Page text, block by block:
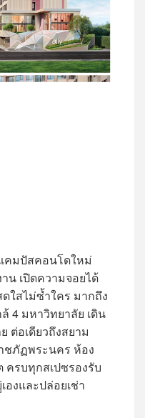
มปัสคอนโดใหม่
น เปิดความจอยได้
ใสไม่ซ้ำใคร มากถึง
4 มหาวิทยาลัย เดิน
ต่อเดียวถึงสยาม
ชภัฏพระนคร ห้อง
ครบทุกสเปซรองรับ
งและปล่อยเช่า